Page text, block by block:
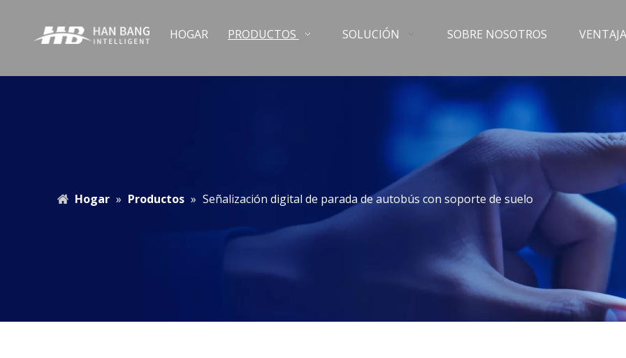
HOGAR PRODUCTOS SOLUCIÓN SOBRE NOSOTROS
Hogar » Productos » Señalización digital de parada de autobús con soporte de suelo